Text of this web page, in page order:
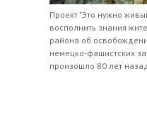
Проект "Это нужно
восполнить знания
района об
немецко-фашистских
произошло 80 лет